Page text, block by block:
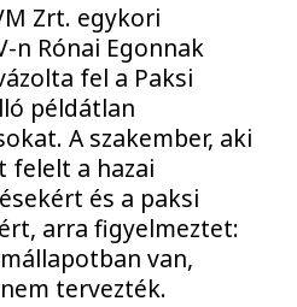
Zrt. egykori
n Rónai Egonnak
fel a Paksi
példátlan
A szakember, aki
felelt a hazai
és a paksi
arra figyelmeztet:
van,
tervezték.